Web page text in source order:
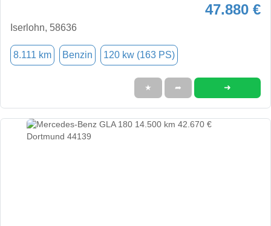
47.880 €
Iserlohn, 58636
8.111 km Benzin 120 kw (163 PS)
★ ➦ ➜